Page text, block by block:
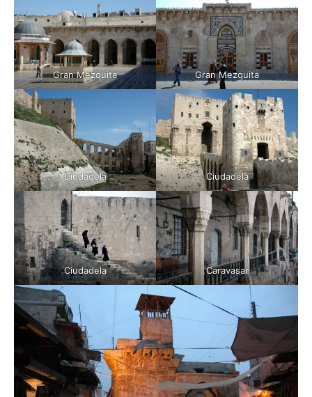
Gran Mezquita Gran Mezquita
Ciudadela Ciudadela
Ciudadela Caravasar